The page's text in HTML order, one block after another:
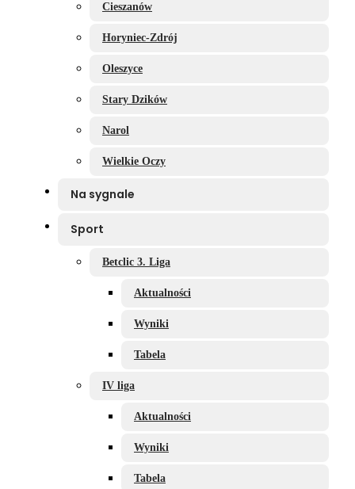
Cieszanów
Horyniec-Zdrój
Oleszyce
Stary Dzików
Narol
Wielkie Oczy
Na sygnale
Sport
Betclic 3. Liga
Aktualności
Wyniki
Tabela
IV liga
Aktualności
Wyniki
Tabela